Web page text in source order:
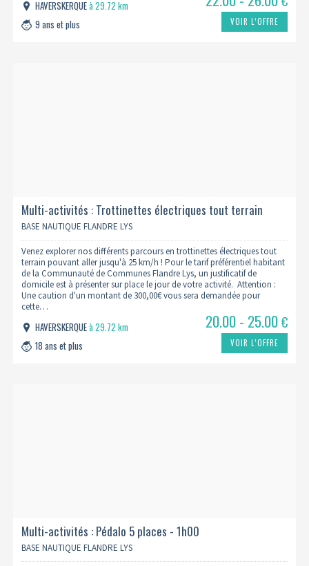
HAVERSKERQUEà 29.72 km
9 ans et plus
VOIR L’OFFRE
Multi-activités : Trottinettes électriques tout terrain
formule 1h00
BASE NAUTIQUE FLANDRE LYS
Venez explorer nos différents parcours en trottinettes électriques tout
terrain pouvant aller jusqu'à 25 km/h ! Pour le tarif préférentiel habitant
de la Communauté de Communes Flandre Lys, un justificatif de
domicile est à présenter sur place le jour de votre activité. Attention :
Une caution d'un montant de 300,00€ vous sera demandée pour
cette…
HAVERSKERQUEà 29.72 km
18 ans et plus
20.00 - 25.00€
VOIR L’OFFRE
Multi-activités : Pédalo 5 places - 1h00
BASE NAUTIQUE FLANDRE LYS